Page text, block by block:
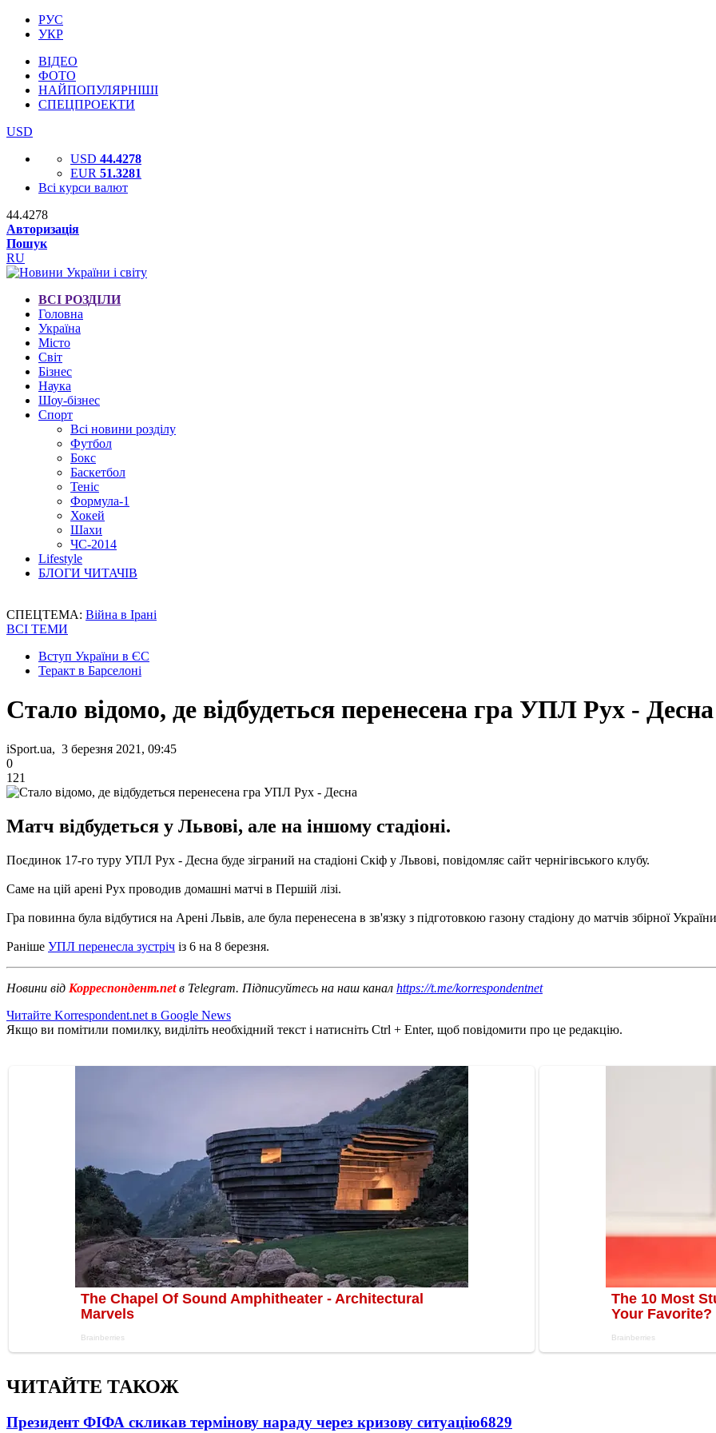
РУС
УКР
ВІДЕО
ФОТО
НАЙПОПУЛЯРНІШІ
СПЕЦПРОЕКТИ
USD
USD 44.4278
EUR 51.3281
Всі курси валют
44.4278
Авторизація
Пошук
RU
ВСІ РОЗДІЛИ
Головна
Україна
Місто
Світ
Бізнес
Наука
Шоу-бізнес
Спорт
Всі новини розділу
Футбол
Бокс
Баскетбол
Теніс
Формула-1
Хокей
Шахи
ЧС-2014
Lifestyle
БЛОГИ ЧИТАЧІВ
СПЕЦТЕМА: Війна в Ірані
ВСІ ТЕМИ
Вступ України в ЄС
Теракт в Барселоні
Стало відомо, де відбудеться перенесена гра УПЛ Рух - Десна
iSport.ua, 3 березня 2021, 09:45
0
121
Матч відбудеться у Львові, але на іншому стадіоні.
Поєдинок 17-го туру УПЛ Рух - Десна буде зіграний на стадіоні Скіф у Львові, повідомляє сайт чернігівського клубу.
Саме на цій арені Рух проводив домашні матчі в Першій лізі.
Гра повинна була відбутися на Арені Львів, але була перенесена в зв'язку з підготовкою газону стадіону до матчів збірної
Раніше УПЛ перенесла зустріч із 6 на 8 березня.
Новини від Корреспондент.netв Telegram. Підписуйтесь на наш канал https://t.me/korrespondentnet
Читайте Korrespondent.net в Google News
Якщо ви помітили помилку, виділіть необхідний текст і натисніть Ctrl + Enter, щоб повідомити про це редакцію.
ЧИТАЙТЕ ТАКОЖ
Президент ФІФА скликав термінову нараду через кризову ситуацію6829